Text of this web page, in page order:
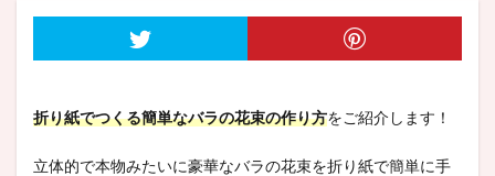
折り紙でつくる簡単なバラの花束の作り方をご紹介します！
立体的で本物みたいに豪華なバラの花束を折り紙で簡単に手